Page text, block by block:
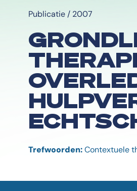
Publicatie / 2007
Trefwoorden:Contextuele